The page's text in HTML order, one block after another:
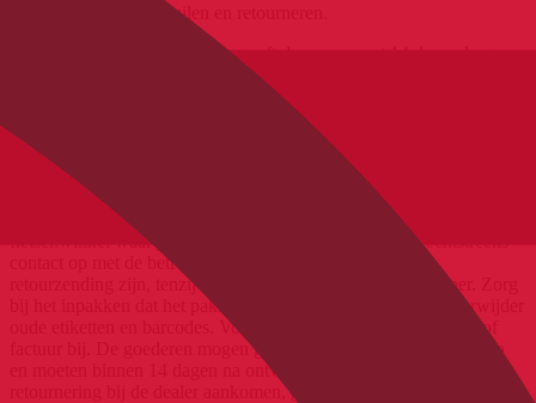
Alle informatie over ruilen en retourneren.
Elke dealer op BikeExchange geeft de consument 14 dagen lang
recht op teruggave van de geleverde producten. De informatie
omtrent herroepingsrecht en de gevolgen voor intrekking zijn te
algemene voorwaarden.
Retours
Als je goederen wil retourneren, dan doe je dat naar de
fietsenwinkel waar je het hebt besteld. Neem hiervoor rechtstreeks
contact op met de betreffende dealer. De kosten van de
retourzending zijn, tenzij anders vermeld, altijd voor de koper. Zorg
bij het inpakken dat het pakket zorgvuldig afgesloten is en verwijder
oude etiketten en barcodes. Voeg telkens jouw aankoopbewijs of
factuur bij. De goederen mogen geen sporen van slijtage vertonen
en moeten binnen 14 dagen na ontvangst van de herroeping of
retournering bij de dealer aankomen, geheel en in de originele